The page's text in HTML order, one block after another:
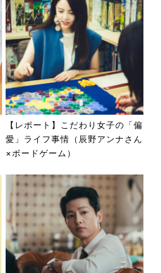
【レポート】こだわり女子の「偏
愛」ライフ事情（辰野アンナさん
×ボードゲーム）